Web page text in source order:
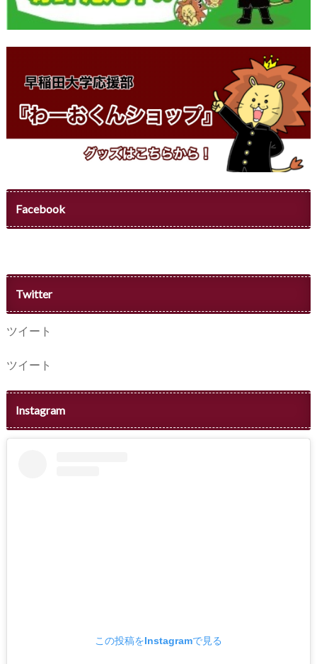
Facebook
Twitter
ツイート
ツイート
Instagram
この投稿をInstagramで見る